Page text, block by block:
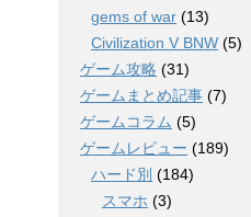
gems of war (13)
Civilization V BNW (5)
ゲーム攻略 (31)
ゲームまとめ記事 (7)
ゲームコラム (5)
ゲームレビュー (189)
ハード別 (184)
スマホ (3)